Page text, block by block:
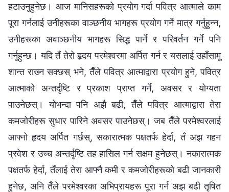
हटाउनुहुनेछ। आज मानिसहरूको प्रयोग गर्दा पवित्र आत्माले काम
पूरा गर्नलाई उनीहरूका वाञ्छनीय भागहरू प्रयोग गर्ने मात्र गर्नुहुन्‍न,
उनीहरूका अवाञ्छनीय भागहरू सिद्ध पार्ने र परिवर्तन गर्ने पनि
गर्नुहुन्छ। यदि तँ तेरो हृदय परमेश्‍वरमा अर्पित गर्न र यसलाई उहाँसामु
शान्त राख्‍न सक्छस् भने, तैँले पवित्र आत्माद्वारा प्रयोग हुने, पवित्र
आत्माको अन्तर्दृष्टि र प्रकाश प्राप्त गर्ने, अवसर र योग्यता
पाउनेछस्। योभन्दा पनि अझै बढी, तैँले पवित्र आत्माद्वारा तेरा
कमजोरीहरू सुधार पारिने अवसर पाउनेछस्। जब तैँले परमेश्‍वरलाई
आफ्‍नो हृदय अर्पित गर्छस्, सकारात्मक पक्षतर्फ हेर्दा, तँ अझ गहन
प्रवेश र उच्‍च अन्तर्दृष्टि तह हासिल गर्न सक्षम हुनेछस्। नकारात्मक
पक्षतर्फ हेर्दा, तँलाई तेरा आफ्नै कमी र कमजोरीहरूको बढी जानकारी
हुनेछ, अनि तैँले परमेश्‍वरका अभिप्रायहरू पूरा गर्न अझ बढी तृषित